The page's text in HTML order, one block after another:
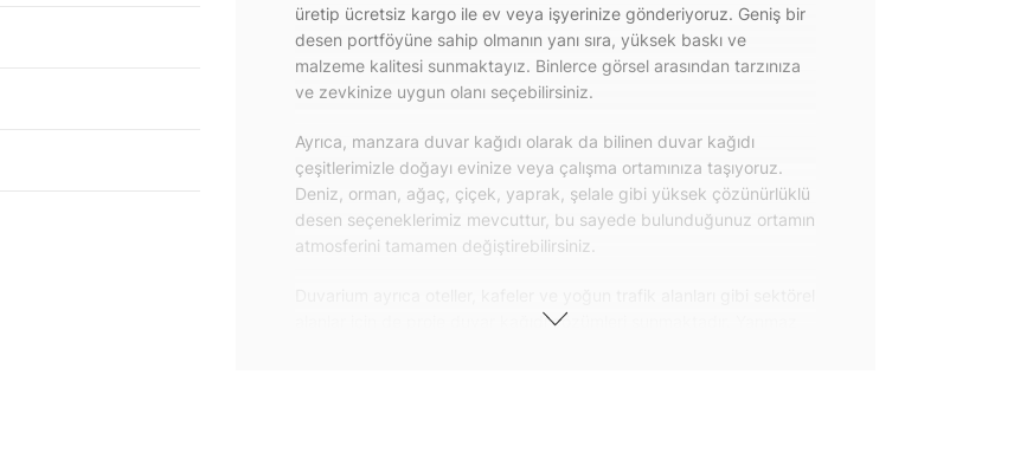
üretip ücretsiz kargo ile ev veya işyerinize gönderiyoruz. Geniş bir
desen portföyüne sahip olmanın yanı sıra, yüksek baskı ve
malzeme kalitesi sunmaktayız. Binlerce görsel arasından tarzınıza
ve zevkinize uygun olanı seçebilirsiniz.
Ayrıca, manzara duvar kağıdı olarak da bilinen duvar kağıdı
çeşitlerimizle doğayı evinize veya çalışma ortamınıza taşıyoruz.
Deniz, orman, ağaç, çiçek, yaprak, şelale gibi yüksek çözünürlüklü
desen seçeneklerimiz mevcuttur, bu sayede bulunduğunuz ortamın
atmosferini tamamen değiştirebilirsiniz.
alanlar için de proje duvar kağıdı çözümleri sunmaktadır. Yanmaz